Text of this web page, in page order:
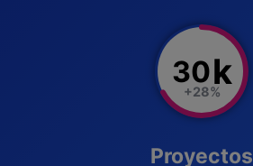
30k
Proyectos
+28%